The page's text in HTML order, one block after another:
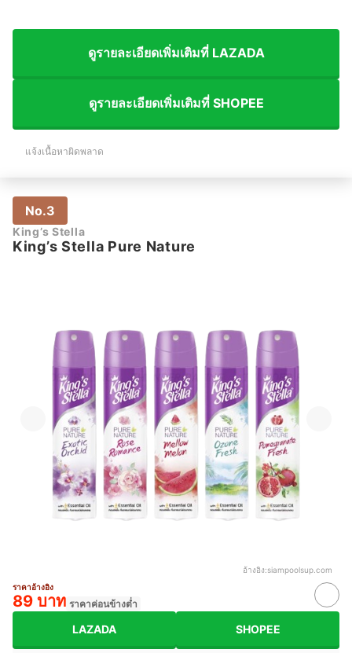
ดูรายละเอียดเพิ่มเติมที่ LAZADA
ดูรายละเอียดเพิ่มเติมที่ SHOPEE
แจ้งเนื้อหาผิดพลาด
No.3
King’s Stella
King’s Stella Pure Nature
อ้างอิง:siampoolsup.com
ราคาอ้างอิง
89 บาท ราคาค่อนข้างต่ำ
LAZADA SHOPEE